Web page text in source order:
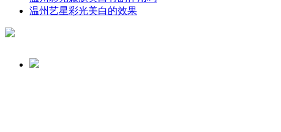
温州艺星彩光美白的效果